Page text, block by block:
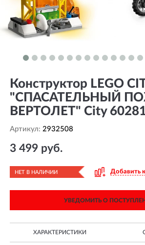
Конструктор LEGO
"СПАСАТЕЛЬНЫЙ
ВЕРТОЛЕТ" City
Артикул: 2932508
3 499 руб.
НЕТ В НАЛИЧИИ Добавить
УВЕДОМИТЬ О
ХАРАКТЕРИСТИКИ